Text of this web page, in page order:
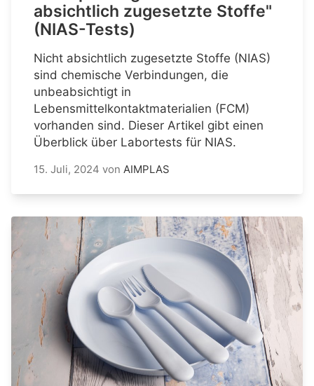
absichtlich zugesetzte Stoffe"
(NIAS-Tests)
Nicht absichtlich zugesetzte Stoffe (NIAS)
sind chemische Verbindungen, die
unbeabsichtigt in
Lebensmittelkontaktmaterialien (FCM)
vorhanden sind. Dieser Artikel gibt einen
Überblick über Labortests für NIAS.
15. Juli, 2024 von AIMPLAS